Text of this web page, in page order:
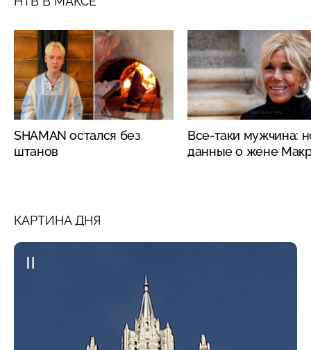
SHAMAN остался без
штанов
Все-таки мужчина:
данные о жене
КАРТИНА ДНЯ